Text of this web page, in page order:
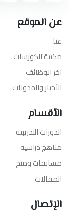
عن الموقع
عنا
مكتبة الكورسات
آخر الوظائف
الأخبار والمدونات
الأقسام
الدورات التدريبيه
مناهج دراسيه
مسابقات ومنح
المقالات
الإتصال